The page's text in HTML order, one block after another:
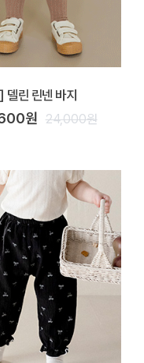
린 린넨 바지
원 24,000원